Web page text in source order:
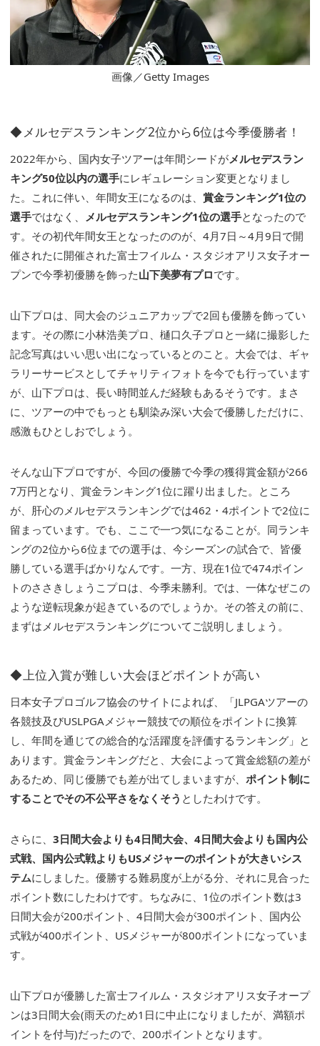
画像／Getty Images
◆メルセデスランキング2位から6位は今季優勝者！
2022年から、国内女子ツアーは年間シードがメルセデスラン
キング50位以内の選手にレギュレーション変更となりまし
た。これに伴い、年間女王になるのは、 賞金ランキング1位の
選手ではなく、 メルセデスランキング1位の選手となったので
す。その初代年間女王となったののが、4月7日～4月9日で開
催されたに開催された富士フイルム・スタジオアリス女子オー
プンで今季初優勝を飾った山下美夢有プロです。
山下プロは、同大会のジュニアカップで2回も優勝を飾ってい
ます。その際に小林浩美プロ、樋口久子プロと一緒に撮影した
記念写真はいい思い出になっているとのこと。大会では、ギャ
ラリーサービスとしてチャリティフォトを今でも行っています
が、山下プロは、長い時間並んだ経験もあるそうです。まさ
に、ツアーの中でもっとも馴染み深い大会で優勝しただけに、
感激もひとしおでしょう。
そんな山下プロですが、今回の優勝で今季の獲得賞金額が266
7万円となり、賞金ランキング1位に躍り出ました。ところ
が、肝心のメルセデスランキングでは462・4ポイントで2位に
留まっています。でも、ここで一つ気になることが。同ランキ
ングの2位から6位までの選手は、今シーズンの試合で、皆優
勝している選手ばかりなんです。一方、現在1位で474ポイン
トのささきしょうこプロは、今季未勝利。では、一体なぜこの
ような逆転現象が起きているのでしょうか。その答えの前に、
まずはメルセデスランキングについてご説明しましょう。
◆上位入賞が難しい大会ほどポイントが高い
日本女子プロゴルフ協会のサイトによれば、「JLPGAツアーの
各競技及びUSLPGAメジャー競技での順位をポイントに換算
し、年間を通じての総合的な活躍度を評価するランキング」と
あります。賞金ランキングだと、大会によって賞金総額の差が
あるため、同じ優勝でも差が出てしまいますが、 ポイント制に
することでその不公平さをなくそう としたわけです。
さらに、 3日間大会よりも4日間大会、4日間大会よりも国内公
式戦、国内公式戦よりもUSメジャーのポイントが大きいシス
テムにしました。優勝する難易度が上がる分、それに見合った
ポイント数にしたわけです。ちなみに、1位のポイント数は3
日間大会が200ポイント、4日間大会が300ポイント、国内公
式戦が400ポイント、USメジャーが800ポイントになっていま
す。
山下プロが優勝した富士フイルム・スタジオアリス女子オープ
ンは3日間大会(雨天のため1日に中止になりましたが、満額ポ
イントを付与)だったので、200ポイントとなります。